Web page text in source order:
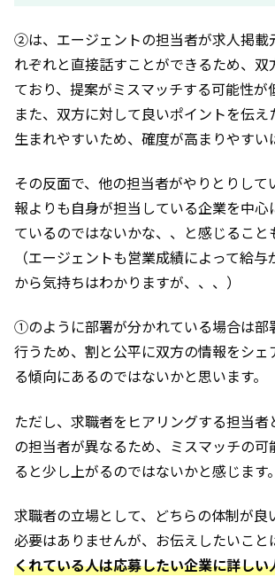
②は、エージェントの担当者が求人掲載
れぞれと直接話すことができるため、双
ており、提案がミスマッチする可能性が
また、双方に対して良いポイントを伝え
生まれやすいため、確度が高まりやすい
その反面で、他の担当者がやりとりして
報よりも自身が担当している企業を中心
ているのではないかな、、と感じること
（エージェントも営業成績によって給
から気持ちはわかりますが、、、）
①のように部署が分かれている場合は部
行うため、割と公平に双方の情報をシェ
る傾向にあるのではないかと思います。
ただし、求職者をヒアリングする担当者
の担当者が異なるため、ミスマッチの
ると少し上がるのではないかと感じます。
求職者の立場として、どちらの体制が良
必要はありませんが、お伝えしたいこと
くれている人は応募したい企業に詳しい